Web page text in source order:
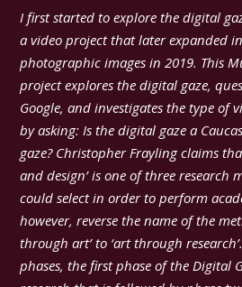
I first started to explore the digital
a video project that later expanded
photographic images in 2019. This
project explores the digital gaze,
Google, and investigates the type of
by asking: Is the digital gaze a
gaze? Christopher Frayling claims
and design’ is one of three research
could select in order to perform
however, reverse the name of the
through art’ to ‘art through
phases, the first phase of the Digital